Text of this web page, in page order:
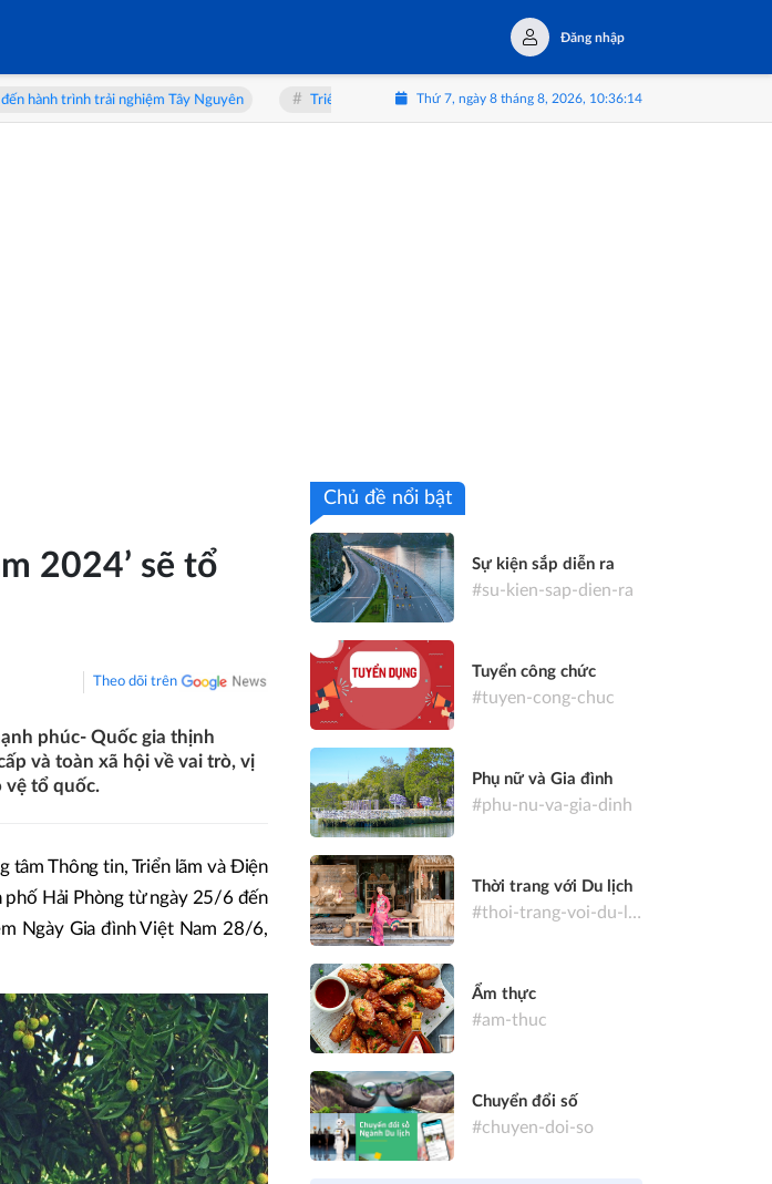
Đăng nhập
nghiệm Tây Nguyên Triển lãm 'Thể Lạ': Khi con người soi mình trong tấm gương AI
Thứ 7, ngày 8 tháng 8, 2026, 10:36:15
2024’ sẽ tổ
Theo dõi trên
phúc- Quốc gia thịnh
và toàn xã hội về vai trò, vị
vệ tổ quốc.
tâm Thông tin, Triển lãm và Điện
phố Hải Phòng từ ngày 25/6 đến
Ngày Gia đình Việt Nam 28/6,
Chủ đề nổi bật
Sự kiện sắp diễn ra
#su-kien-sap-dien-ra
Tuyển công chức
#tuyen-cong-chuc
Phụ nữ và Gia đình
#phu-nu-va-gia-dinh
Thời trang với Du lịch
#thoi-trang-voi-du-lich
Ẩm thực
#am-thuc
Chuyển đổi số
#chuyen-doi-so